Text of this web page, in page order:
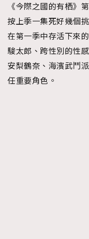
《今際之國的有栖》
按上季一集死好幾個
在第一季中存活下來
駿太郎、跨性別的性
安梨鶴奈、海濱武鬥
任重要角色。